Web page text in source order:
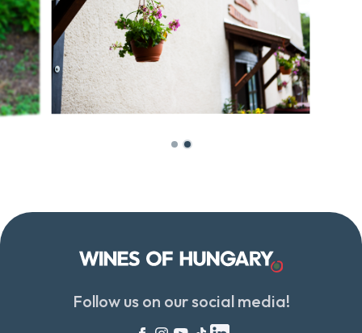
Follow us on our social media!